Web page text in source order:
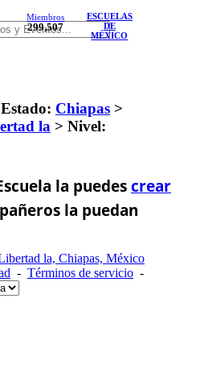
Miembros
299,507
ESCUELAS
DE
MÉXICO
Estado: Chiapas >
la > Nivel:
la puedescrear
la puedan
- Términos de servicio -